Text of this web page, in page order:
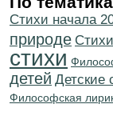
Cтихи начала
природе
стихи
детей Детские
Философская